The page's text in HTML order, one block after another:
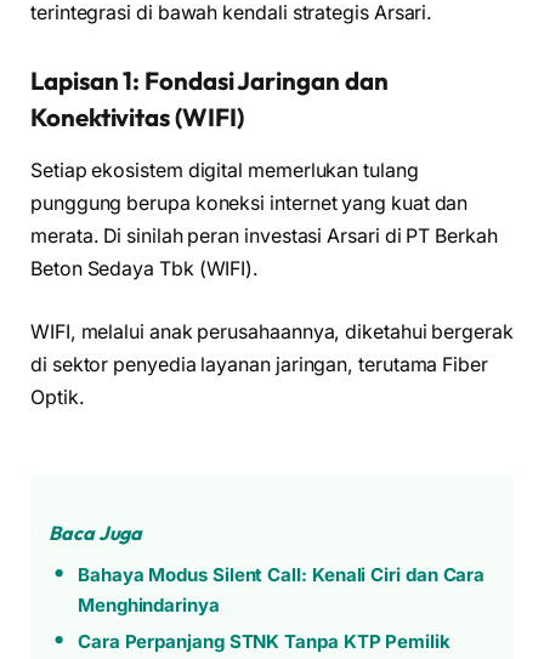
terintegrasi di bawah kendali strategis Arsari.
Lapisan 1: Fondasi Jaringan dan
Konektivitas (WIFI)
Setiap ekosistem digital memerlukan tulang
punggung berupa koneksi internet yang kuat dan
merata. Di sinilah peran investasi Arsari di PT Berkah
Beton Sedaya Tbk (WIFI).
WIFI, melalui anak perusahaannya, diketahui bergerak
di sektor penyedia layanan jaringan, terutama Fiber
Optik.
Baca Juga
Bahaya Modus Silent Call: Kenali Ciri dan Cara
Menghindarinya
Cara Perpanjang STNK Tanpa KTP Pemilik